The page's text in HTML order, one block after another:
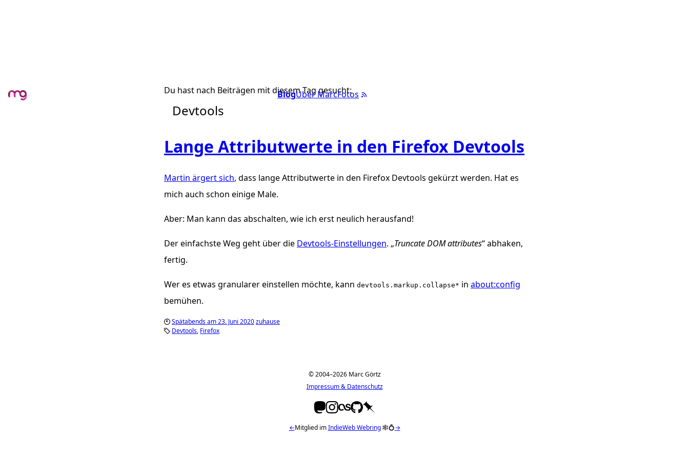
BlogÜber MarcFotos
Du hast nach Beiträgen mit diesem Tag gesucht:
Devtools
Lange Attributwerte in den Firefox Devtools
Martin ärgert sich, dass lange Attributwerte in den Firefox Devtools gekürzt werden. Hat es
mich auch schon einige Male.
Aber: Man kann das abschalten, wie ich erst neulich herausfand!
Der einfachste Weg geht über die Devtools-Einstellungen. „Truncate DOM attributes“ abhaken,
fertig.
Wer es etwas granularer einstellen möchte, kann devtools.markup.collapse* in about:config
bemühen.
Spätabends am 23. Juni 2020zuhause
Devtools Firefox
© 2004–2026 Marc Görtz
Impressum & Datenschutz
←Mitglied imIndieWeb Webring🕸💍→